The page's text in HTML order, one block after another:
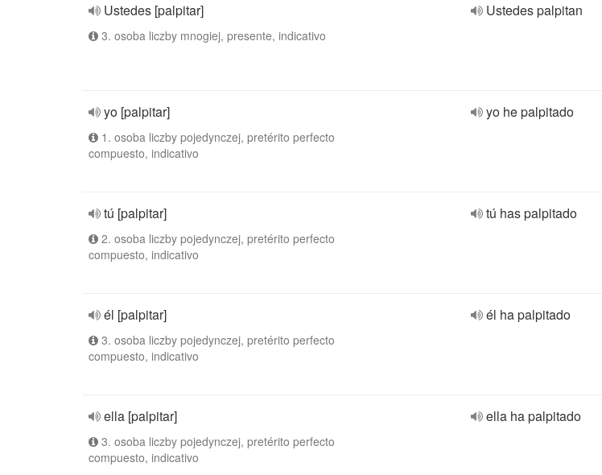
Ustedes [palpitar]
3. osoba liczby mnogiej, presente, indicativo
Ustedes palpitan
yo [palpitar]
1. osoba liczby pojedynczej, pretérito perfecto
compuesto, indicativo
yo he palpitado
tú [palpitar]
2. osoba liczby pojedynczej, pretérito perfecto
compuesto, indicativo
tú has palpitado
él [palpitar]
3. osoba liczby pojedynczej, pretérito perfecto
compuesto, indicativo
él ha palpitado
ella [palpitar]
3. osoba liczby pojedynczej, pretérito perfecto
compuesto, indicativo
ella ha palpitado